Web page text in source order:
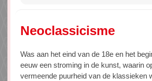
Neoclassicisme
Was aan het eind van de 18e en het
eeuw een stroming in de kunst, waarin
vermeende puurheid van de klassieken